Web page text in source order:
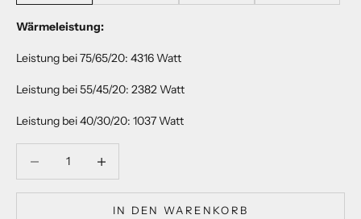
Wärmeleistung:
Leistung bei 75/65/20: 4316 Watt
Leistung bei 55/45/20: 2382 Watt
Leistung bei 40/30/20: 1037 Watt
IN DEN WARENKORB